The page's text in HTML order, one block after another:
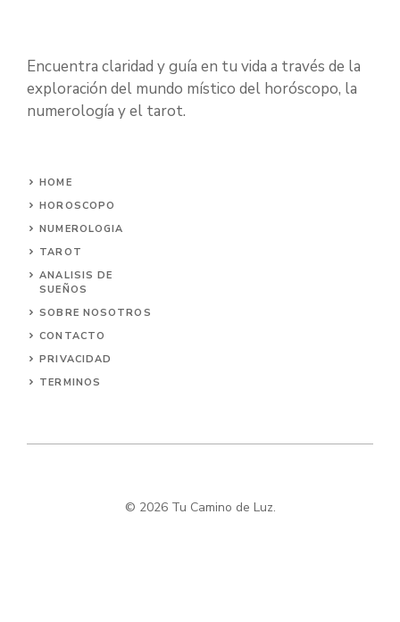
Encuentra claridad y guía en tu vida a través de la
exploración del mundo místico del horóscopo, la
numerología y el tarot.
HOME
HOROSCOPO
NUMEROLOGIA
TAROT
ANALISIS DE
SUEÑOS
SOBRE NOSOTROS
CONTACTO
PRIVACIDAD
TERMINOS
© 2026 Tu Camino de Luz.